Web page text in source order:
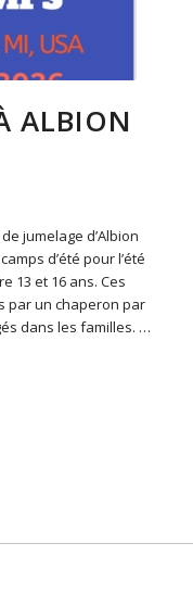
ALBION
jumelage d’Albion
d’été pour l’été
13 et 16 ans. Ces
par un chaperon par
dans les familles. …